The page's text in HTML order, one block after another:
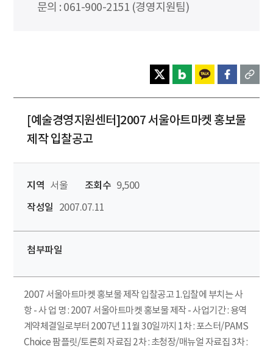
문의 : 061-900-2151 (경영지원팀)
[예술경영지원센터]2007 서울아트마켓 홍보물
제작 입찰공고
지역 서울 조회수 9,500
작성일
2007.07.11
첨부파일
2007 서울아트마켓 홍보물 제작 입찰공고 1.입찰에 부치는 사
항 - 사 업 명 : 2007 서울아트마켓 홍보물 제작 - 사업기간 : 용역
계약체결일로부터 2007년 11월 30일까지 1차 : 포스터/PAMS
Choice 팜플릿/토론회 자료집 2차 : 초청장/매뉴얼 자료집 3차 :